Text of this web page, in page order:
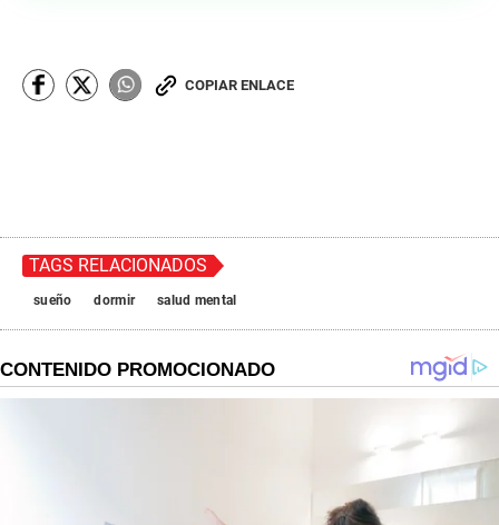
COPIAR ENLACE
TAGS RELACIONADOS
sueño dormir salud mental